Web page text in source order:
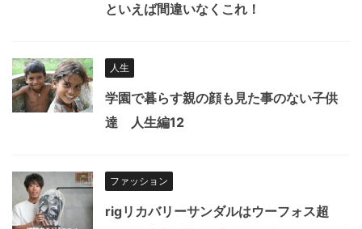
といえば間違いなくこれ！
人生
学園で暮らす親の顔も見た事のない子供
達 人生編12
ファッション
rigリカバリーサンダルはウーフォス超